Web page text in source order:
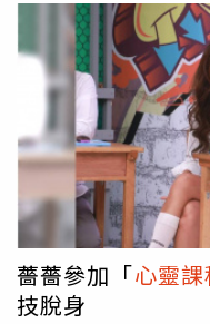
婚，目前慢慢還債中，
一度想去餐廳打工，他
時候的堅強，很堅持在
只能持續做，不知道終
定會有特別的人出現
謝謝小時候的我，一股
的情緒低潮，透過 心靈
到如今一切泰然，邱
自己，我比較可以享受
最大轉捩點在於當時
了，他只能「零選擇」
我，他的經歷我有同感
會當作是放手一搏！」
薔薔參加「心靈課
技脫身